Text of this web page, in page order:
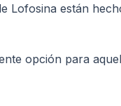
Lofosina están
opción para